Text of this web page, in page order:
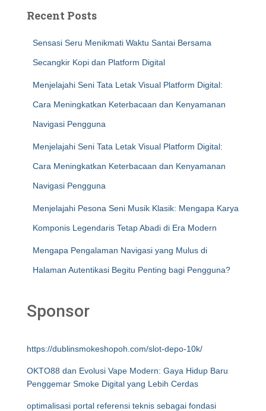
Recent Posts
Sensasi Seru Menikmati Waktu Santai Bersama
Secangkir Kopi dan Platform Digital
Menjelajahi Seni Tata Letak Visual Platform Digital:
Cara Meningkatkan Keterbacaan dan Kenyamanan
Navigasi Pengguna
Menjelajahi Seni Tata Letak Visual Platform Digital:
Cara Meningkatkan Keterbacaan dan Kenyamanan
Navigasi Pengguna
Menjelajahi Pesona Seni Musik Klasik: Mengapa Karya
Komponis Legendaris Tetap Abadi di Era Modern
Mengapa Pengalaman Navigasi yang Mulus di
Halaman Autentikasi Begitu Penting bagi Pengguna?
Sponsor
https://dublinsmokeshopoh.com/slot-depo-10k/
OKTO88 dan Evolusi Vape Modern: Gaya Hidup Baru
Penggemar Smoke Digital yang Lebih Cerdas
optimalisasi portal referensi teknis sebagai fondasi